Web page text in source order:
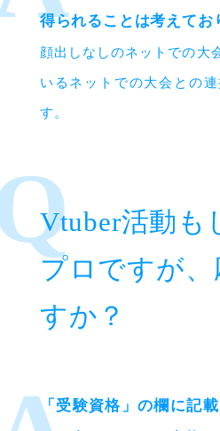
得られることは考えてお
顔出しなしのネットでの大
いるネットでの大会との
す。
Vtuber活動も
プロですが、
すか？
「受験資格」の欄に記